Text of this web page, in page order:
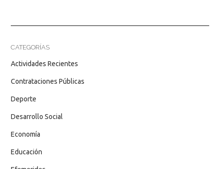
CATEGORÍAS
Actividades Recientes
Contrataciones Públicas
Deporte
Desarrollo Social
Economía
Educación